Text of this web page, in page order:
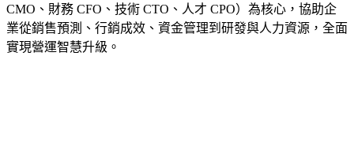
CMO、財務 CFO、技術 CTO、人才 CPO）為核心，協助企
業從銷售預測、行銷成效、資金管理到研發與人力資源，全面
實現營運智慧升級。